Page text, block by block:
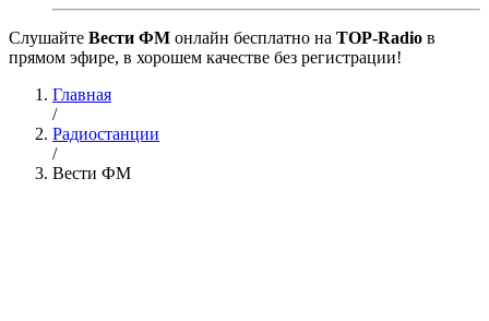
Cлушайте Вести ФМ онлайн бесплатно на TOP-Radio в
прямом эфире, в хорошем качестве без регистрации!
Главная
/
Радиостанции
/
Вести ФМ